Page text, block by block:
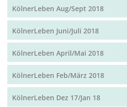
KölnerLeben Aug/Sept 2018
KölnerLeben Juni/Juli 2018
KölnerLeben April/Mai 2018
KölnerLeben Feb/März 2018
KölnerLeben Dez 17/Jan 18